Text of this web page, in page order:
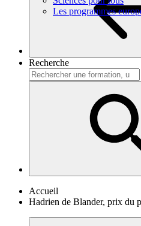
Les programmes
Recherche
Accueil
Hadrien de Blander, prix du